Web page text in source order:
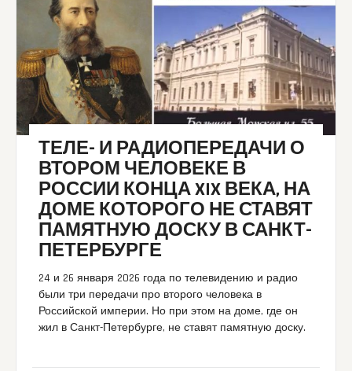
ТЕЛЕ- И РАДИОПЕРЕДАЧИ О
ВТОРОМ ЧЕЛОВЕКЕ В
РОССИИ КОНЦА XIX ВЕКА, НА
ДОМЕ КОТОРОГО НЕ СТАВЯТ
ПАМЯТНУЮ ДОСКУ В САНКТ-
ПЕТЕРБУРГЕ
24 и 26 января 2026 года по телевидению и радио
были три передачи про второго человека в
Российской империи. Но при этом на доме, где он
жил в Санкт-Петербурге, не ставят памятную доску.